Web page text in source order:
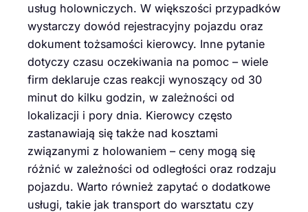
usług holowniczych. W większości przypadków
wystarczy dowód rejestracyjny pojazdu oraz
dokument tożsamości kierowcy. Inne pytanie
dotyczy czasu oczekiwania na pomoc – wiele
firm deklaruje czas reakcji wynoszący od 30
minut do kilku godzin, w zależności od
lokalizacji i pory dnia. Kierowcy często
zastanawiają się także nad kosztami
związanymi z holowaniem – ceny mogą się
różnić w zależności od odległości oraz rodzaju
pojazdu. Warto również zapytać o dodatkowe
usługi, takie jak transport do warsztatu czy